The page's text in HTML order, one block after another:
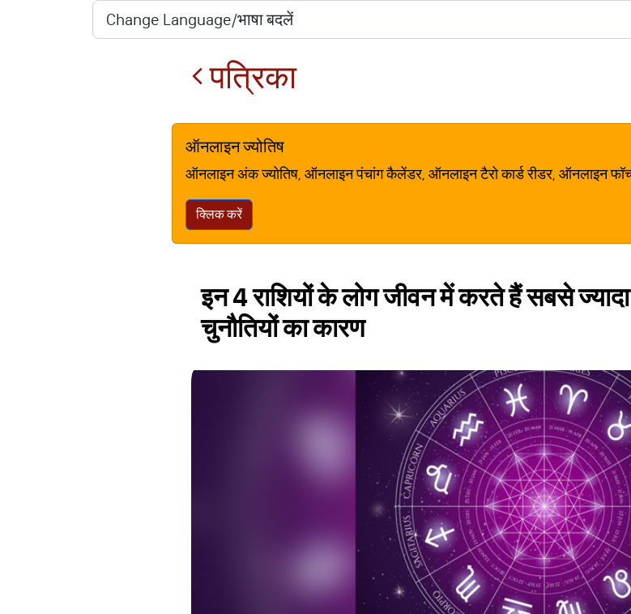
पत्रिका
ऑनलाइन ज्योतिष
ऑनलाइन अंक ज्योतिष, ऑनलाइन पंचांग कैलेंडर, ऑनलाइन टैरो कार्ड रीडर, ऑनलाइन
क्लिक करें
इन 4 राशियों के लोग जीवन में करते हैं सबसे ज्यादा
चुनौतियों का कारण